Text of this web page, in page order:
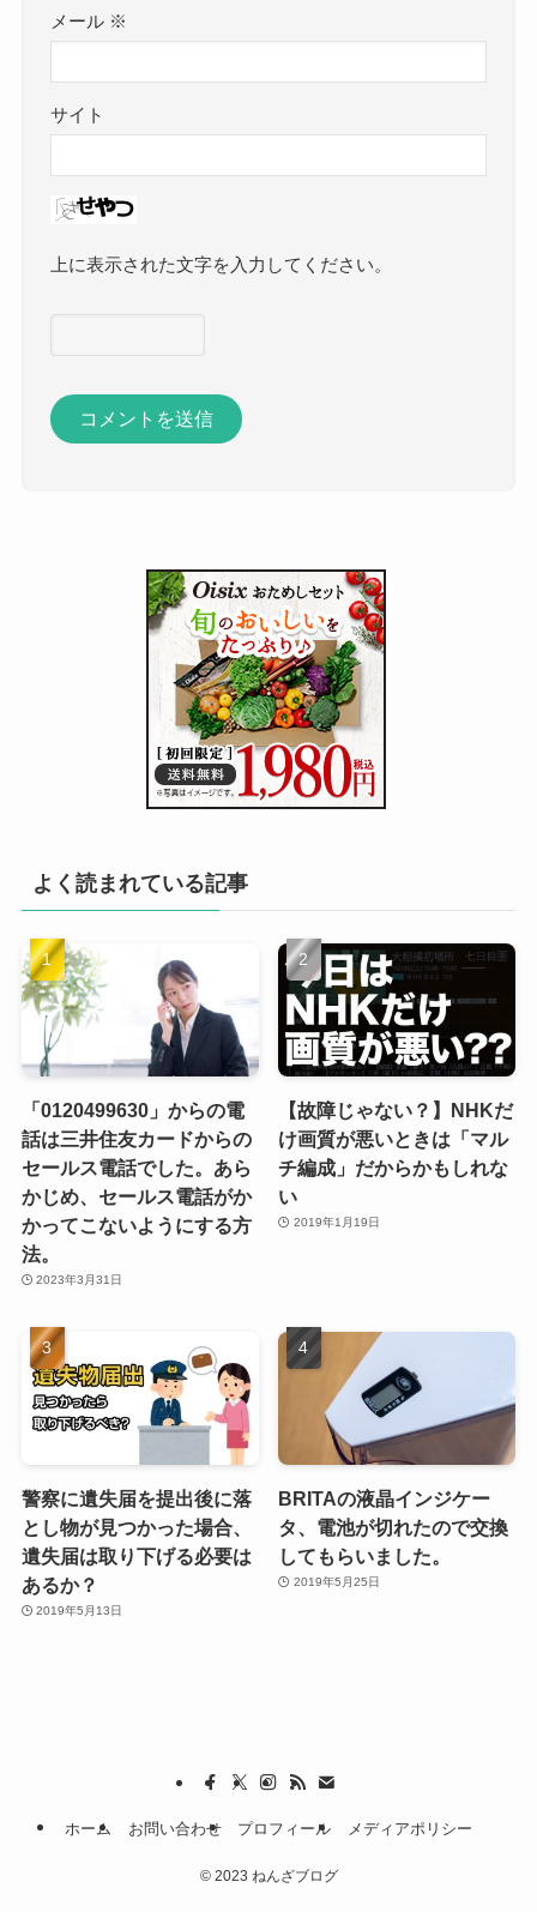
メール ※
サイト
上に表示された文字を入力してください。
よく読まれている記事
「0120499630」からの電
話は三井住友カードからの
セールス電話でした。あら
かじめ、セールス電話がか
かってこないようにする方
法。
2023年3月31日
【故障じゃない？】NHKだ
け画質が悪いときは「マル
チ編成」だからかもしれな
い
2019年1月19日
警察に遺失届を提出後に落
とし物が見つかった場合、
遺失届は取り下げる必要は
あるか？
2019年5月13日
BRITAの液晶インジケー
タ、電池が切れたので交換
してもらいました。
2019年5月25日
ホーム お問い合わせ プロフィール メディアポリシー
©2023 ねんざブログ